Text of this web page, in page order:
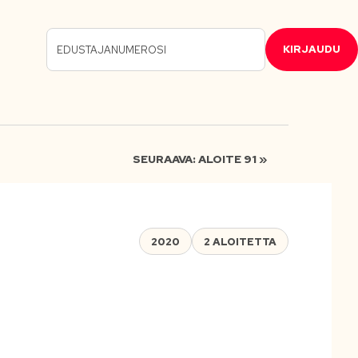
KIRJAUDU
SEURAAVA: ALOITE 91 »
2020 2 ALOITETTA